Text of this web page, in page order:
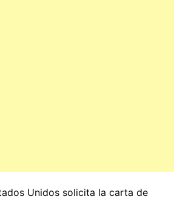
Unidos solicita la carta de